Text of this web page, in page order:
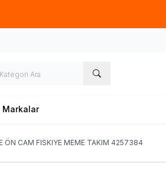
Markalar
ÖN CAM FISKIYE MEME TAKIM 4257384